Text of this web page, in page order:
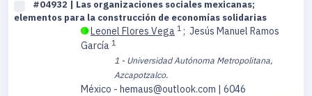
#04932 | Las organizaciones sociales mexicanas;
elementos para la construcción de economías solidarias
Leonel Flores Vega 1 ; Jesús Manuel Ramos
García 1
1 - Universidad Autónoma Metropolitana,
Azcapotzalco.
México - hemaus@outlook.com | 6046